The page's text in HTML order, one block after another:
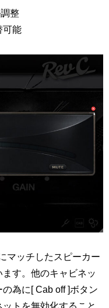
整
可能
マッチしたスピーカー
す。他のキャビネッ
為に[ Cab off ]ボタン
トを無効化すること